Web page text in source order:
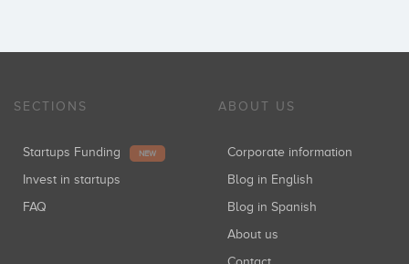
SECTIONS
Startups Funding NEW
Invest in startups
FAQ
ABOUT US
Corporate information
Blog in English
Blog in Spanish
About us